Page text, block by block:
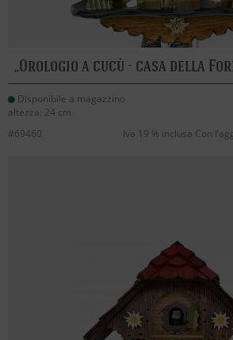
Orologio a cucù - casa della
Disponibile a magazzino
altezza: 24 cm
#69460 Iva 19 % inclusa Con